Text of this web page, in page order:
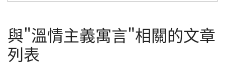
與"溫情主義寓言"相關的文章
列表